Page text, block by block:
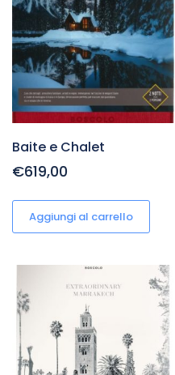
Baite e Chalet
€619,00
Aggiungi al carrello